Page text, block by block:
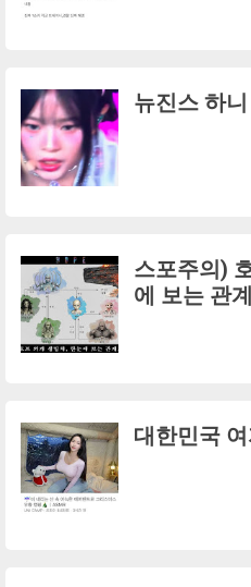
뉴진스 하
스포주의)
에 보는 관
대한민국